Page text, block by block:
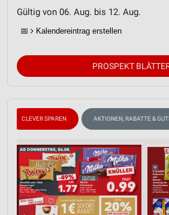
Gültig von 06. Aug. bis 12. Aug.
📅 Kalendereintrag erstellen
PROSPEKT
CLEVER SPAREN AKTIONEN, RABATTE &